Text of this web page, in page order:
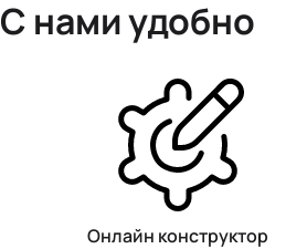
С нами удобно
Онлайн конструктор